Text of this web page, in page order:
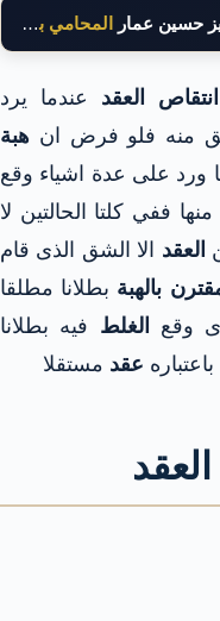
حسين عمار المحامي بالنقض
انتقاص العقد عندما يرد
منه فلو فرض ان هبة
ورد على عدة اشياء وقع
ففي كلتا الحالتين لا
العقد الا الشق الذى قام
بالهبة بطلانا مطلقا
وقع الغلط فيه بطلانا
عقد مستقلا